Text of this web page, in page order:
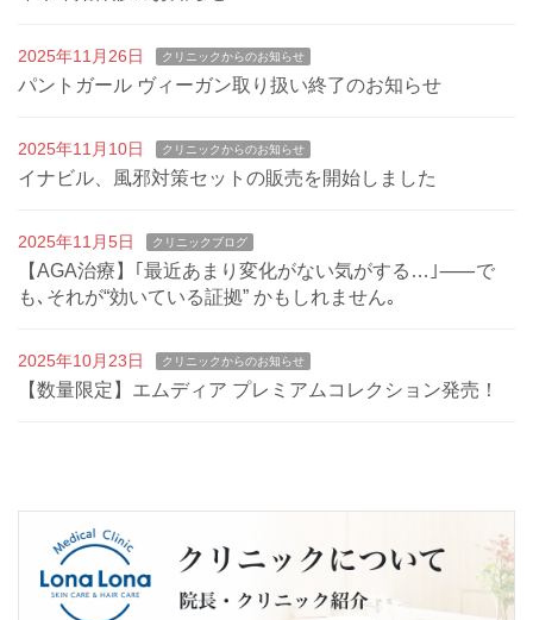
2025年11月26日 クリニックからのお知らせ
パントガール ヴィーガン取り扱い終了のお知らせ
2025年11月10日 クリニックからのお知らせ
イナビル、風邪対策セットの販売を開始しました
2025年11月5日 クリニックブログ
【AGA治療】｢最近あまり変化がない気がする…｣⸺で
も､それが“効いている証拠” かもしれません｡
2025年10月23日 クリニックからのお知らせ
【数量限定】エムディア プレミアムコレクション発売！